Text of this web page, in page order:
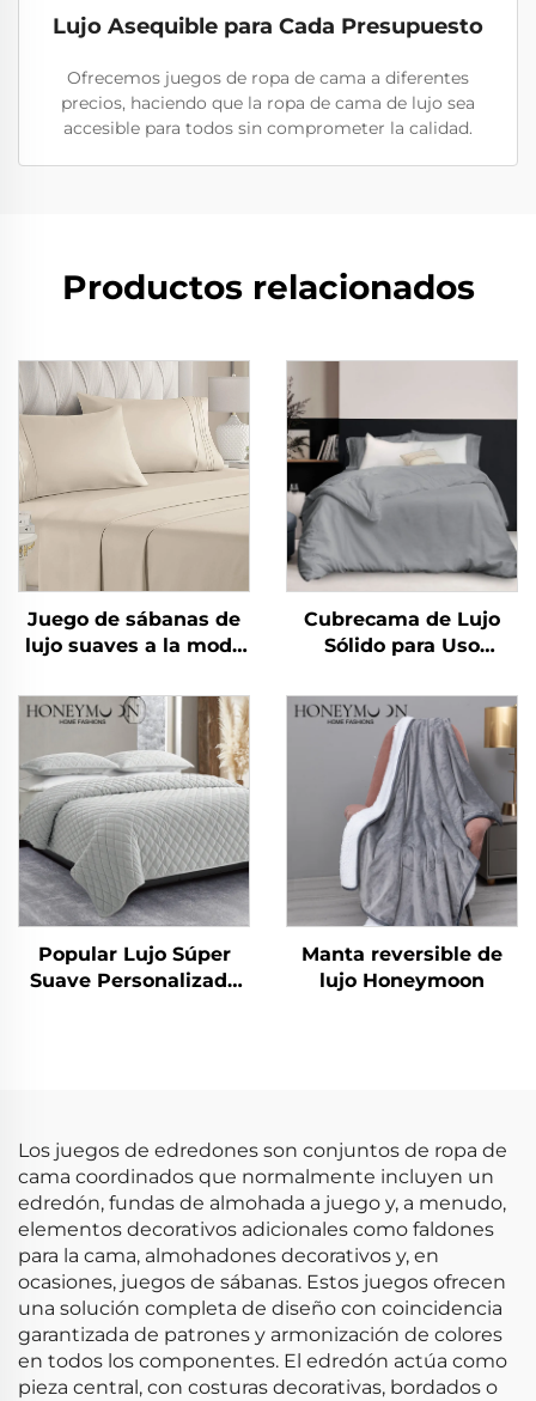
Lujo Asequible para Cada Presupuesto
Ofrecemos juegos de ropa de cama a diferentes
precios, haciendo que la ropa de cama de lujo sea
accesible para todos sin comprometer la calidad.
Productos relacionados
Juego de sábanas de
lujo suaves a la moda
90 g/m² lavadas
previamente de
microfibra sólida para
todas las temporadas
Cubrecama de Lujo
Sólido para Uso
Algodón Lavado de
Alta Calidad y
Transpirable
Popular Lujo Súper
Suave Personalizado
Manta reversible de
lujo Honeymoon
Los juegos de edredones son conjuntos de ropa de
cama coordinados que normalmente incluyen un
edredón, fundas de almohada a juego y, a menudo,
elementos decorativos adicionales como faldones
para la cama, almohadones decorativos y, en
ocasiones, juegos de sábanas. Estos juegos ofrecen
una solución completa de diseño con coincidencia
garantizada de patrones y armonización de colores
en todos los componentes. El edredón actúa como
pieza central, con costuras decorativas, bordados o